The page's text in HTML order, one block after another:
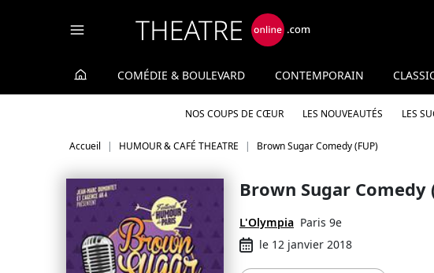
COMÉDIE & BOULEVARD CONTEMPORAIN
NOS COUPS DE CŒUR LES NOUVEAUTÉS LES
Accueil HUMOUR & CAFÉ THEATRE Brown Sugar Comedy (FUP)
Brown Sugar Comedy
L'Olympia Paris 9e
le 12 janvier 2018